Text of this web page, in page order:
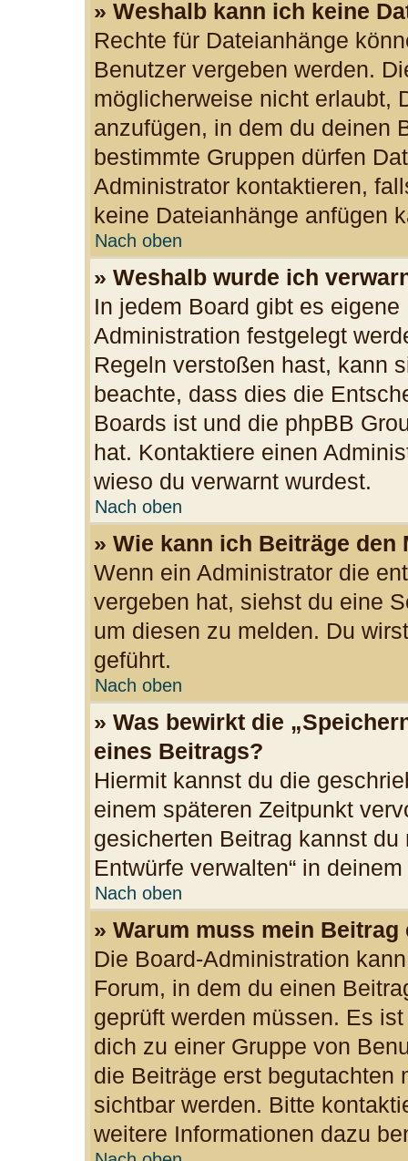
» Weshalb kann ich keine
Rechte für Dateianhänge
Benutzer vergeben werden.
möglicherweise nicht erlaubt,
anzufügen, in dem du deinen
bestimmte Gruppen dürfen
Administrator kontaktieren,
keine Dateianhänge anfügen
Nach oben
» Weshalb wurde ich
In jedem Board gibt es
Administration festgelegt
Regeln verstoßen hast, kann
beachte, dass dies die
Boards ist und die phpBB
hat. Kontaktiere einen
wieso du verwarnt wurdest.
Nach oben
» Wie kann ich Beiträge den
Wenn ein Administrator die
vergeben hat, siehst du eine
um diesen zu melden. Du
geführt.
Nach oben
» Was bewirkt die
eines Beitrags?
Hiermit kannst du die
einem späteren Zeitpunkt
gesicherten Beitrag kannst du
Entwürfe verwalten“ in
Nach oben
» Warum muss mein
Die Board-Administration
Forum, in dem du einen
geprüft werden müssen. Es
dich zu einer Gruppe von
die Beiträge erst begutachten
sichtbar werden. Bitte
weitere Informationen dazu